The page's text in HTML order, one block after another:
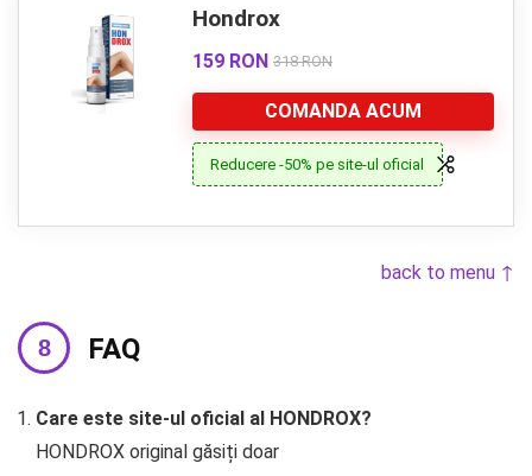
Hondrox
159 RON 318 RON
COMANDA ACUM
Reducere -50% pe site-ul oficial
back to menu ↑
FAQ
Care este site-ul oficial al HONDROX?
HONDROX original găsiți doar